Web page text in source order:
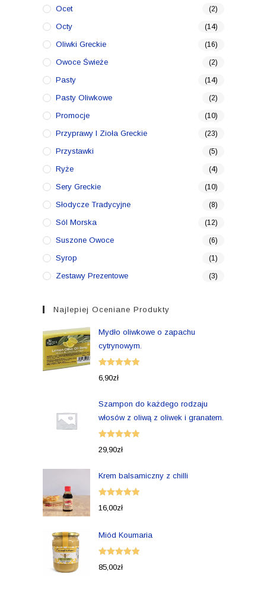
Ocet (2)
Octy (14)
Oliwki Greckie (16)
Owoce Świeże (2)
Pasty (14)
Pasty Oliwkowe (2)
Promocje (10)
Przyprawy I Zioła Greckie (23)
Przystawki (5)
Ryże (4)
Sery Greckie (10)
Słodycze Tradycyjne (8)
Sól Morska (12)
Suszone Owoce (6)
Syrop (1)
Zestawy Prezentowe (3)
Najlepiej Oceniane Produkty
Mydło oliwkowe o zapachu
cytrynowym.
Oceniono
6,90zł
Szampon do każdego rodzaju
włosów z oliwą z oliwek i granatem.
Oceniono
29,90zł
Krem balsamiczny z chilli
Oceniono
16,00zł
Miód Koumaria
Oceniono
85,00zł